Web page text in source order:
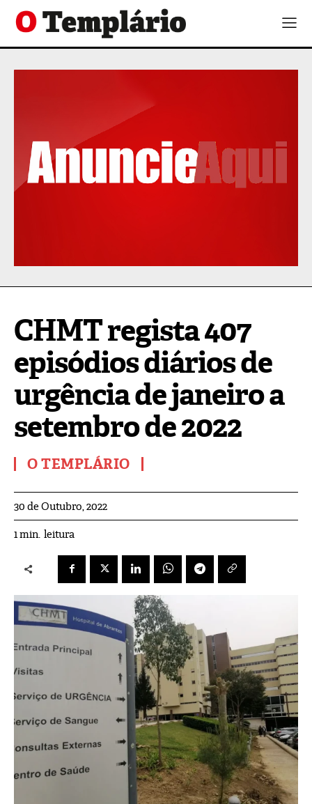
CHMT regista 407
episódios diários de
urgência de janeiro a
setembro de 2022
O TEMPLÁRIO
30 de Outubro, 2022
1min. leitura